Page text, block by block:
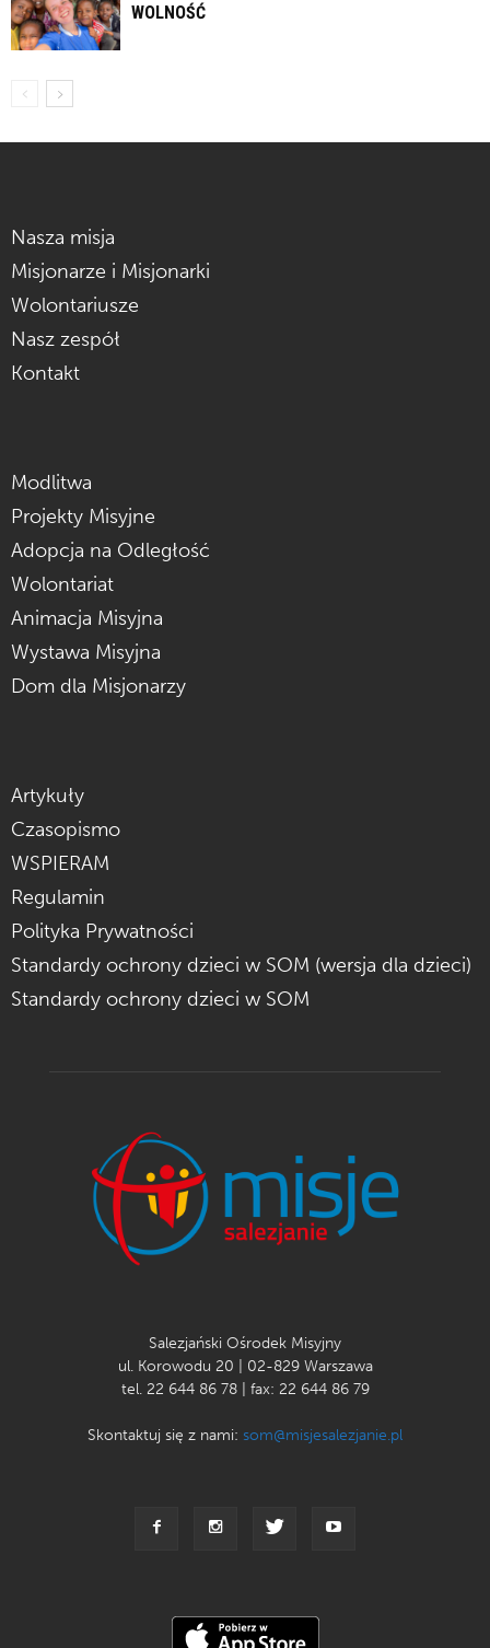
WOLNOŚĆ
Nasza misja
Misjonarze i Misjonarki
Wolontariusze
Nasz zespół
Kontakt
Modlitwa
Projekty Misyjne
Adopcja na Odległość
Wolontariat
Animacja Misyjna
Wystawa Misyjna
Dom dla Misjonarzy
Artykuły
Czasopismo
WSPIERAM
Regulamin
Polityka Prywatności
Standardy ochrony dzieci w SOM (wersja dla dzieci)
Standardy ochrony dzieci w SOM
Salezjański Ośrodek Misyjny
ul. Korowodu 20 | 02-829 Warszawa
tel. 22 644 86 78 | fax: 22 644 86 79
Skontaktuj się z nami: som@misjesalezjanie.pl